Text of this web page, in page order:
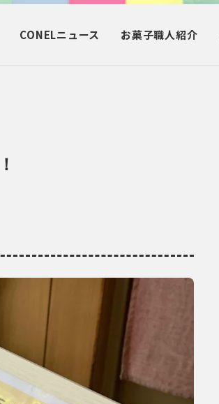
CONELニュース お菓子職人紹介